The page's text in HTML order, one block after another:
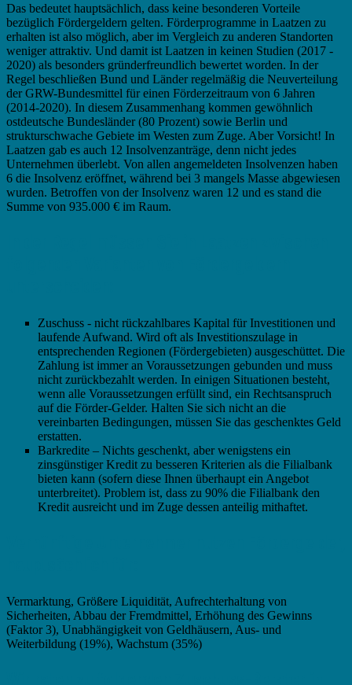
Das bedeutet hauptsächlich, dass keine besonderen Vorteile
bezüglich Fördergeldern gelten. Förderprogramme in Laatzen zu
erhalten ist also möglich, aber im Vergleich zu anderen Standorten
weniger attraktiv. Und damit ist Laatzen in keinen Studien (2017 -
2020) als besonders gründerfreundlich bewertet worden. In der
Regel beschließen Bund und Länder regelmäßig die Neuverteilung
der GRW-Bundesmittel für einen Förderzeitraum von 6 Jahren
(2014-2020). In diesem Zusammenhang kommen gewöhnlich
ostdeutsche Bundesländer (80 Prozent) sowie Berlin und
strukturschwache Gebiete im Westen zum Zuge. Aber Vorsicht! In
Laatzen gab es auch 12 Insolvenzanträge, denn nicht jedes
Unternehmen überlebt. Von allen angemeldeten Insolvenzen haben
6 die Insolvenz eröffnet, während bei 3 mangels Masse abgewiesen
wurden. Betroffen von der Insolvenz waren 12 und es stand die
Summe von 935.000 € im Raum.
Zuschuss - nicht rückzahlbares Kapital für Investitionen und
laufende Aufwand. Wird oft als Investitionszulage in
entsprechenden Regionen (Fördergebieten) ausgeschüttet. Die
Zahlung ist immer an Voraussetzungen gebunden und muss
nicht zurückbezahlt werden. In einigen Situationen besteht,
wenn alle Voraussetzungen erfüllt sind, ein Rechtsanspruch
auf die Förder-Gelder. Halten Sie sich nicht an die
vereinbarten Bedingungen, müssen Sie das geschenktes Geld
erstatten.
Barkredite – Nichts geschenkt, aber wenigstens ein
zinsgünstiger Kredit zu besseren Kriterien als die Filialbank
bieten kann (sofern diese Ihnen überhaupt ein Angebot
unterbreitet). Problem ist, dass zu 90% die Filialbank den
Kredit ausreicht und im Zuge dessen anteilig mithaftet.
Vermarktung, Größere Liquidität, Aufrechterhaltung von
Sicherheiten, Abbau der Fremdmittel, Erhöhung des Gewinns
(Faktor 3), Unabhängigkeit von Geldhäusern, Aus- und
Weiterbildung (19%), Wachstum (35%)